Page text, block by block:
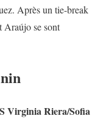
Après un tie-break
Araújo se sont
Virginia Riera/Sofia